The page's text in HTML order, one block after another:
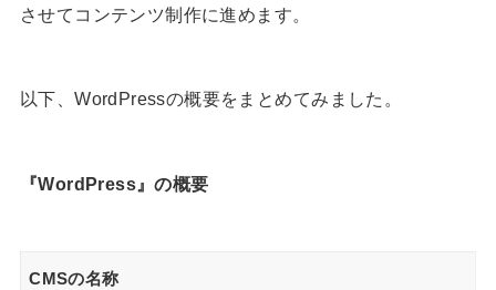
させてコンテンツ制作に進めます。
以下、WordPressの概要をまとめてみました。
『WordPress』の概要
CMSの名称